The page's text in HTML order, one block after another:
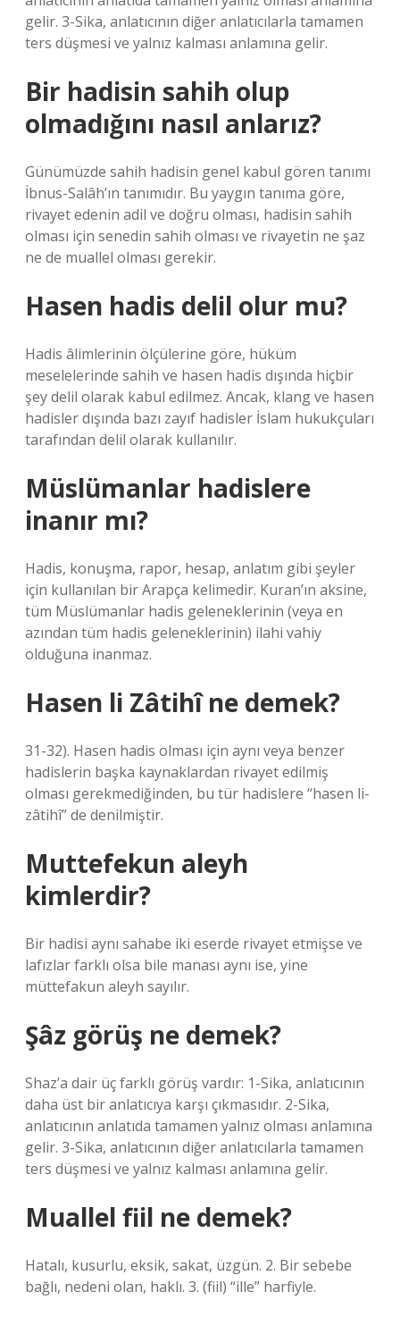
gelir. 3-Sika, anlatıcının diğer anlatıcılarla tamamen
ters düşmesi ve yalnız kalması anlamına gelir.
Bir hadisin sahih olup
olmadığını nasıl anlarız?
Günümüzde sahih hadisin genel kabul gören tanımı
İbnus-Salâh’ın tanımıdır. Bu yaygın tanıma göre,
rivayet edenin adil ve doğru olması, hadisin sahih
olması için senedin sahih olması ve rivayetin ne şaz
ne de muallel olması gerekir.
Hasen hadis delil olur mu?
Hadis âlimlerinin ölçülerine göre, hüküm
meselelerinde sahih ve hasen hadis dışında hiçbir
şey delil olarak kabul edilmez. Ancak, klang ve hasen
hadisler dışında bazı zayıf hadisler İslam hukukçuları
tarafından delil olarak kullanılır.
Müslümanlar hadislere
inanır mı?
Hadis, konuşma, rapor, hesap, anlatım gibi şeyler
için kullanılan bir Arapça kelimedir. Kuran’ın aksine,
tüm Müslümanlar hadis geleneklerinin (veya en
azından tüm hadis geleneklerinin) ilahi vahiy
olduğuna inanmaz.
Hasen li Zâtihî ne demek?
31-32). Hasen hadis olması için aynı veya benzer
hadislerin başka kaynaklardan rivayet edilmiş
olması gerekmediğinden, bu tür hadislere “hasen li-
zâtihî” de denilmiştir.
Muttefekun aleyh
kimlerdir?
Bir hadisi aynı sahabe iki eserde rivayet etmişse ve
lafızlar farklı olsa bile manası aynı ise, yine
müttefakun aleyh sayılır.
Şâz görüş ne demek?
Shaz’a dair üç farklı görüş vardır: 1-Sika, anlatıcının
daha üst bir anlatıcıya karşı çıkmasıdır. 2-Sika,
anlatıcının anlatıda tamamen yalnız olması anlamına
gelir. 3-Sika, anlatıcının diğer anlatıcılarla tamamen
ters düşmesi ve yalnız kalması anlamına gelir.
Muallel fiil ne demek?
Hatalı, kusurlu, eksik, sakat, üzgün. 2. Bir sebebe
bağlı, nedeni olan, haklı. 3. (fiil) “ille” harfiyle.